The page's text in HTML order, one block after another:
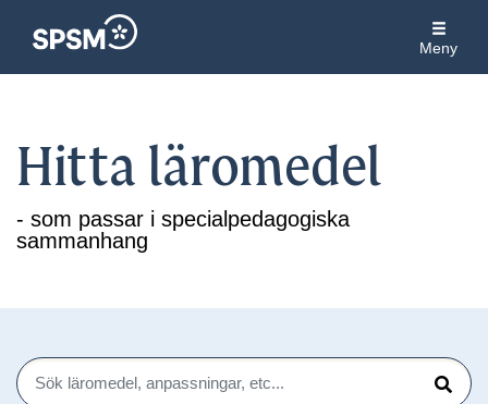
Meny
Hitta läromedel
- som passar i specialpedagogiska
sammanhang
Sök
Sök